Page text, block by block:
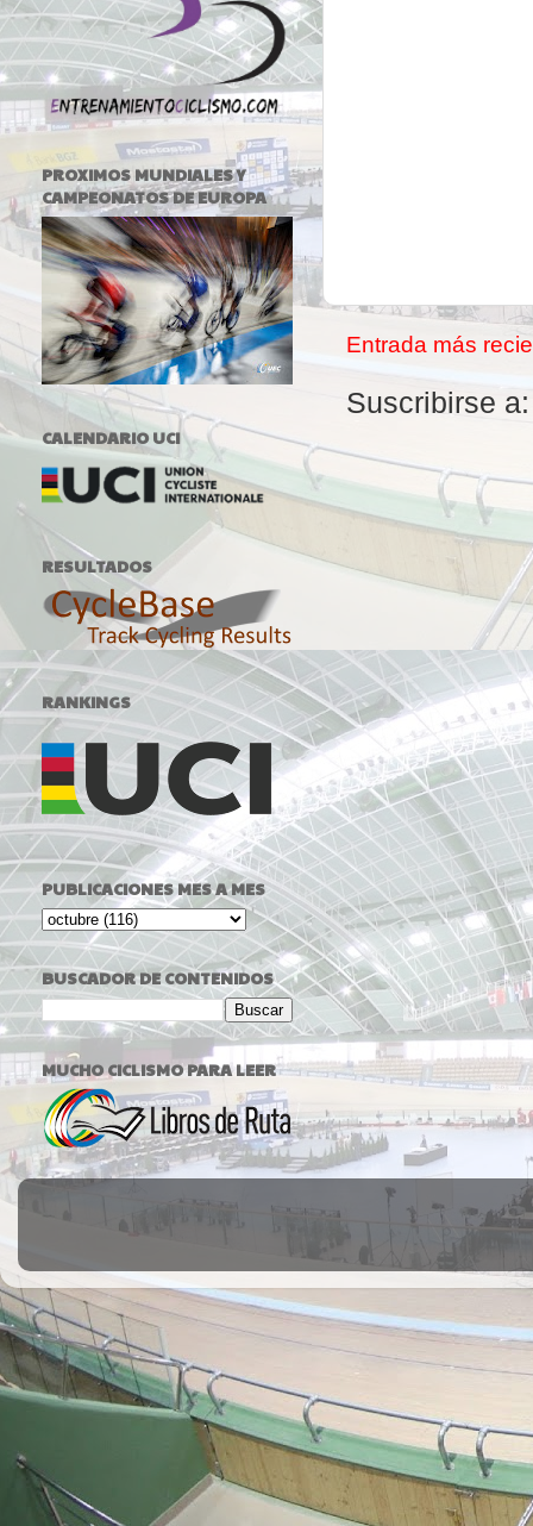
Entrada más
Suscribirse
PROXIMOS MUNDIALES Y
CAMPEONATOS DE EUROPA
CALENDARIO UCI
RESULTADOS
RANKINGS
PUBLICACIONES MES A MES
BUSCADOR DE CONTENIDOS
MUCHO CICLISMO PARA LEER